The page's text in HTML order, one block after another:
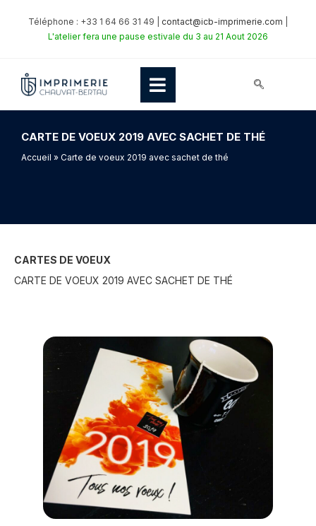
Téléphone : +33 1 64 66 31 49 | contact@icb-imprimerie.com
L'atelier fera une pause estivale du 3 au 21 Aout 2026
CARTE DE VOEUX 2019 AVEC SACHET DE THÉ
Accueil » Carte de voeux 2019 avec sachet de thé
CARTES DE VOEUX
CARTE DE VOEUX 2019 AVEC SACHET DE THÉ